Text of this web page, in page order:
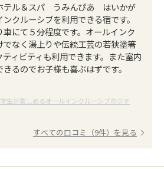
テル＆スパ うみんぴあ はいかが
クルーシブを利用できる宿です。
にて５分程度です。オールインク
でなく湯上りや伝統工芸の若狭塗箸
ィビティも利用できます。また室内
るのでお子様も喜ぶはずです。
生が楽しめるオールインクルーシブのホテ
すべての口コミ（9件）を見る